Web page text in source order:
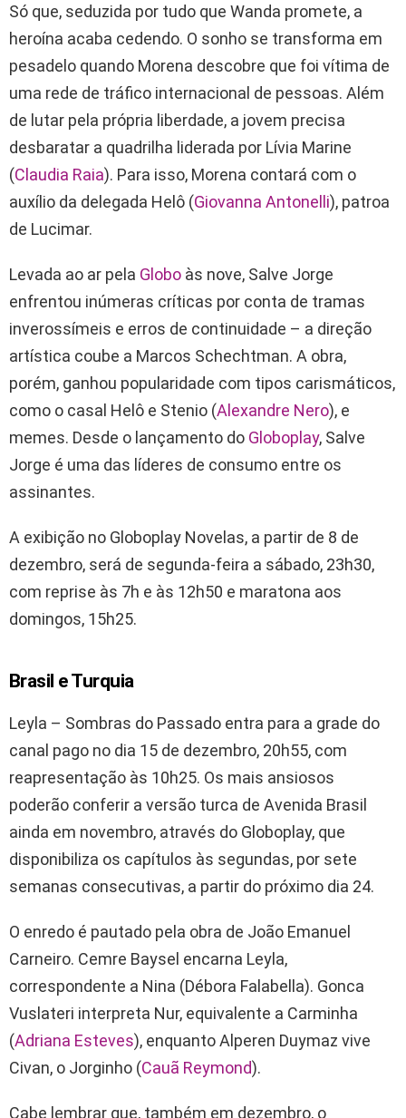
Só que, seduzida por tudo que Wanda promete, a
heroína acaba cedendo. O sonho se transforma em
pesadelo quando Morena descobre que foi vítima de
uma rede de tráfico internacional de pessoas. Além
de lutar pela própria liberdade, a jovem precisa
desbaratar a quadrilha liderada por Lívia Marine
(Claudia Raia). Para isso, Morena contará com o
auxílio da delegada Helô (Giovanna Antonelli), patroa
de Lucimar.
Levada ao ar pela Globo às nove, Salve Jorge
enfrentou inúmeras críticas por conta de tramas
inverossímeis e erros de continuidade – a direção
artística coube a Marcos Schechtman. A obra,
porém, ganhou popularidade com tipos carismáticos,
como o casal Helô e Stenio (Alexandre Nero), e
memes. Desde o lançamento do Globoplay, Salve
Jorge é uma das líderes de consumo entre os
assinantes.
A exibição no Globoplay Novelas, a partir de 8 de
dezembro, será de segunda-feira a sábado, 23h30,
com reprise às 7h e às 12h50 e maratona aos
domingos, 15h25.
Brasil e Turquia
Leyla – Sombras do Passado entra para a grade do
canal pago no dia 15 de dezembro, 20h55, com
reapresentação às 10h25. Os mais ansiosos
poderão conferir a versão turca de Avenida Brasil
ainda em novembro, através do Globoplay, que
disponibiliza os capítulos às segundas, por sete
semanas consecutivas, a partir do próximo dia 24.
O enredo é pautado pela obra de João Emanuel
Carneiro. Cemre Baysel encarna Leyla,
correspondente a Nina (Débora Falabella). Gonca
Vuslateri interpreta Nur, equivalente a Carminha
(Adriana Esteves), enquanto Alperen Duymaz vive
Civan, o Jorginho (Cauã Reymond).
Cabe lembrar que, também em dezembro, o